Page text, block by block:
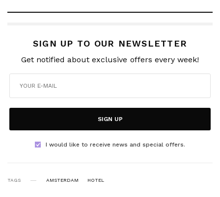
SIGN UP TO OUR NEWSLETTER
Get notified about exclusive offers every week!
SIGN UP
I would like to receive news and special offers.
TAGS AMSTERDAM HOTEL